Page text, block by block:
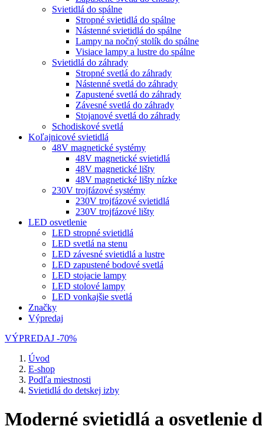
Svietidlá do spálne
Stropné svietidlá do spálne
Nástenné svietidlá do spálne
Lampy na nočný stolík do spálne
Visiace lampy a lustre do spálne
Svietidlá do záhrady
Stropné svetlá do záhrady
Nástenné svetlá do záhrady
Zapustené svetlá do záhrady
Závesné svetlá do záhrady
Stojanové svetlá do záhrady
Schodiskové svetlá
Koľajnicové svietidlá
48V magnetické systémy
48V magnetické svietidlá
48V magnetické lišty
48V magnetické lišty nízke
230V trojfázové systémy
230V trojfázové svietidlá
230V trojfázové lišty
LED osvetlenie
LED stropné svietidlá
LED svetlá na stenu
LED závesné svietidlá a lustre
LED zapustené bodové svetlá
LED stojacie lampy
LED stolové lampy
LED vonkajšie svetlá
Značky
Výpredaj
VÝPREDAJ -70%
Úvod
E-shop
Podľa miestnosti
Svietidlá do detskej izby
Moderné svietidlá a osvetlenie